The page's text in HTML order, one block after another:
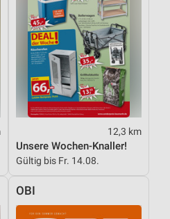
12,3 km
Unsere Wochen-Knaller!
Gültig bis Fr. 14.08.
OBI